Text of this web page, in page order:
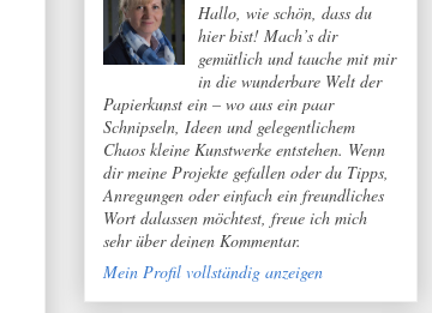
Hallo, wie schön, dass du
hier bist! Mach’s dir
gemütlich und tauche mit mir
in die wunderbare Welt der
Papierkunst ein – wo aus ein paar
Schnipseln, Ideen und gelegentlichem
Chaos kleine Kunstwerke entstehen. Wenn
dir meine Projekte gefallen oder du Tipps,
Anregungen oder einfach ein freundliches
Wort dalassen möchtest, freue ich mich
sehr über deinen Kommentar.
Mein Profil vollständig anzeigen